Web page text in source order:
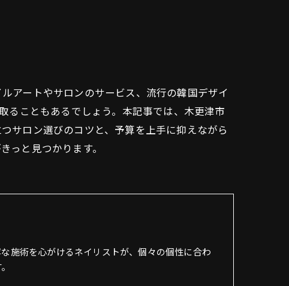
アートやサロンのサービス、流行の韓国デザイ
ることもあるでしょう。本記事では、木更津市
サロン選びのコツと、予算を上手に抑えながら
っと見つかります。
施術を心がけるネイリストが、個々の個性に合わ